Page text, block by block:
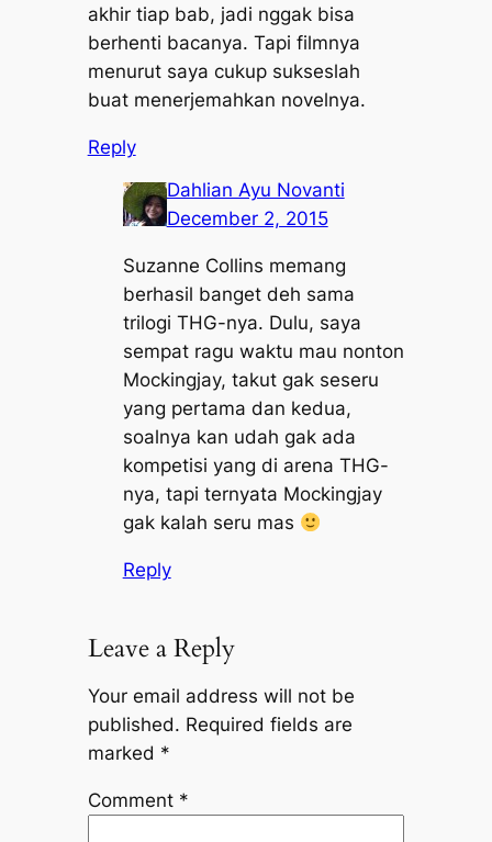
akhir tiap bab, jadi nggak bisa
berhenti bacanya. Tapi filmnya
menurut saya cukup sukseslah
buat menerjemahkan novelnya.
Reply
Dahlian Ayu Novanti
December 2, 2015
Suzanne Collins memang
berhasil banget deh sama
trilogi THG-nya. Dulu, saya
sempat ragu waktu mau nonton
Mockingjay, takut gak seseru
yang pertama dan kedua,
soalnya kan udah gak ada
kompetisi yang di arena THG-
nya, tapi ternyata Mockingjay
gak kalah seru mas
Reply
Leave a Reply
Your email address will not be
published. Required fields are
marked *
Comment *